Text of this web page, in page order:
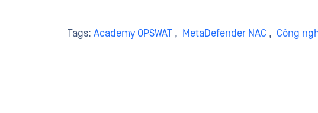
Tags: Academy OPSWAT , MetaDefender NAC , Công